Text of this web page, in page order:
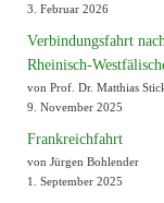
3. Februar 2026
Verbindungsfahrt
Rheinisch-
von Prof. Dr. Matthias
9. November 2025
Frankreichfahrt
von Jürgen Bohlender
1. September 2025